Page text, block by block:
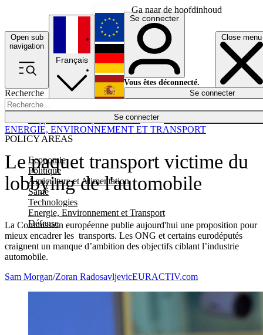
Ga naar de hoofdinhoud
Open sub
navigation
Close menu
Recherche
Se connecter
POLICY AREAS
Economie
Politique
Agriculture et Alimentation
Santé
Technologies
Energie, Environnement et Transport
Défense
Économie
Français
English
Deutsch
Español
Se connecter
Vous êtes déconnecté.
Se connecter
Le paquet transport victime du
lobbying de l'automobile
La Commission européenne publie aujourd'hui une proposition pour
mieux encadrer les transports. Les ONG et certains eurodéputés
craignent un manque d’ambition des objectifs ciblant l’industrie
automobile.
ENERGIE, ENVIRONNEMENT ET TRANSPORT
Sam Morgan/Zoran RadosavljevicEURACTIV.com